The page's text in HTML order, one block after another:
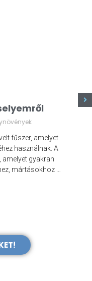
fűszer, amelyet
használnak. A
amelyet gyakran
mártásokhoz …